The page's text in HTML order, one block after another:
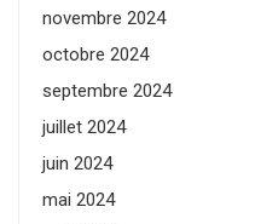
novembre 2024
octobre 2024
septembre 2024
juillet 2024
juin 2024
mai 2024